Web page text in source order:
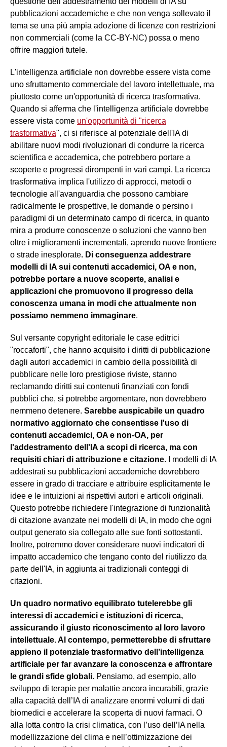
pubblicazioni accademiche e che non venga sollevato il
tema se una più ampia adozione di licenze con restrizioni
non commerciali (come la CC-BY-NC) possa o meno
offrire maggiori tutele.
L'intelligenza artificiale non dovrebbe essere vista come
uno sfruttamento commerciale del lavoro intellettuale, ma
piuttosto come un'opportunità di ricerca trasformativa.
Quando si afferma che l'intelligenza artificiale dovrebbe
essere vista come un'opportunità di "ricerca
trasformativa", ci si riferisce al potenziale dell'IA di
abilitare nuovi modi rivoluzionari di condurre la ricerca
scientifica e accademica, che potrebbero portare a
scoperte e progressi dirompenti in vari campi. La ricerca
trasformativa implica l'utilizzo di approcci, metodi o
tecnologie all'avanguardia che possono cambiare
radicalmente le prospettive, le domande o persino i
paradigmi di un determinato campo di ricerca, in quanto
mira a produrre conoscenze o soluzioni che vanno ben
oltre i miglioramenti incrementali, aprendo nuove frontiere
o strade inesplorate. Di conseguenza addestrare
modelli di IA sui contenuti accademici, OA e non,
potrebbe portare a nuove scoperte, analisi e
applicazioni che promuovono il progresso della
conoscenza umana in modi che attualmente non
possiamo nemmeno immaginare.
Sul versante copyright editoriale le case editrici
"roccaforti", che hanno acquisito i diritti di pubblicazione
dagli autori accademici in cambio della possibilità di
pubblicare nelle loro prestigiose riviste, stanno
reclamando diritti sui contenuti finanziati con fondi
pubblici che, si potrebbe argomentare, non dovrebbero
nemmeno detenere. Sarebbe auspicabile un quadro
normativo aggiornato che consentisse l'uso di
contenuti accademici, OA e non-OA, per
l'addestramento dell'IA a scopi di ricerca, ma con
requisiti chiari di attribuzione e citazione. I modelli di IA
addestrati su pubblicazioni accademiche dovrebbero
essere in grado di tracciare e attribuire esplicitamente le
idee e le intuizioni ai rispettivi autori e articoli originali.
Questo potrebbe richiedere l'integrazione di funzionalità
di citazione avanzate nei modelli di IA, in modo che ogni
output generato sia collegato alle sue fonti sottostanti.
Inoltre, potremmo dover considerare nuovi indicatori di
impatto accademico che tengano conto del riutilizzo da
parte dell'IA, in aggiunta ai tradizionali conteggi di
citazioni.
Un quadro normativo equilibrato tutelerebbe gli
interessi di accademici e istituzioni di ricerca,
assicurando il giusto riconoscimento al loro lavoro
intellettuale. Al contempo, permetterebbe di sfruttare
appieno il potenziale trasformativo dell’intelligenza
artificiale per far avanzare la conoscenza e affrontare
le grandi sfide globali. Pensiamo, ad esempio, allo
sviluppo di terapie per malattie ancora incurabili, grazie
alla capacità dell’IA di analizzare enormi volumi di dati
biomedici e accelerare la scoperta di nuovi farmaci. O
alla lotta contro la crisi climatica, con l’uso dell’IA nella
modellizzazione del clima e nell’ottimizzazione dei